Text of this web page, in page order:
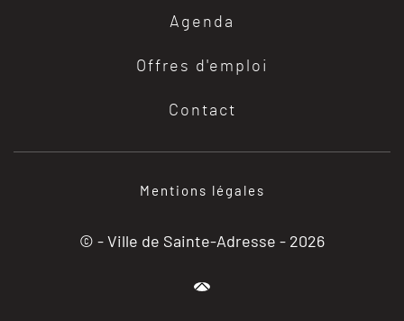
Agenda
Offres d'emploi
Contact
Mentions légales
© - Ville de Sainte-Adresse - 2026